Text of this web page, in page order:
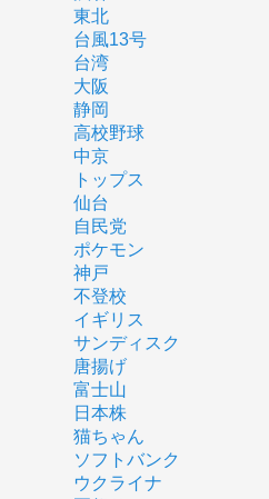
東北
台風13号
台湾
大阪
静岡
高校野球
中京
トップス
仙台
自民党
ポケモン
神戸
不登校
イギリス
サンディスク
唐揚げ
富士山
日本株
猫ちゃん
ソフトバンク
ウクライナ